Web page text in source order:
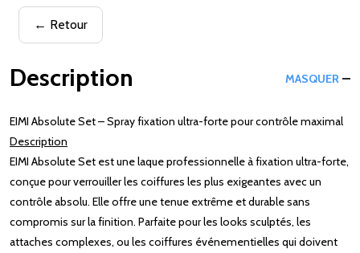
← Retour
Description MASQUER
EIMI Absolute Set – Spray fixation ultra-forte pour contrôle maximal
Description
EIMI Absolute Set est une laque professionnelle à fixation ultra-forte,
conçue pour verrouiller les coiffures les plus exigeantes avec un
contrôle absolu. Elle offre une tenue extrême et durable sans
compromis sur la finition. Parfaite pour les looks sculptés, les
attaches complexes, ou les coiffures événementielles qui doivent